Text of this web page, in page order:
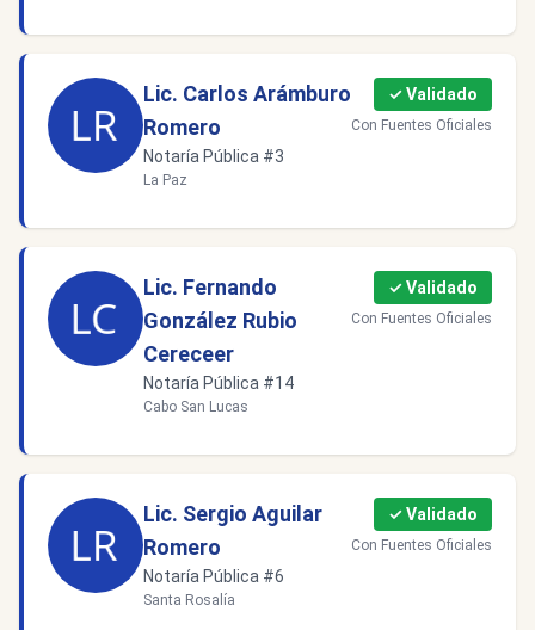
Lic. Carlos Arámburo
Romero
Notaría Pública #3
La Paz
✓ Validado
Con Fuentes Oficiales
Lic. Fernando
González Rubio
Cereceer
Notaría Pública #14
Cabo San Lucas
✓ Validado
Con Fuentes Oficiales
Lic. Sergio Aguilar
Romero
Notaría Pública #6
Santa Rosalía
✓ Validado
Con Fuentes Oficiales